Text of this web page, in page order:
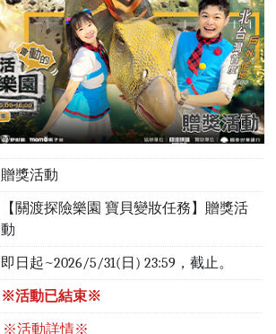
贈獎活動
【關渡探險樂園 寶貝變妝任務】贈獎活
動
即日起~2026/5/31(日) 23:59，截止。
※活動已結束※
※活動詳情※